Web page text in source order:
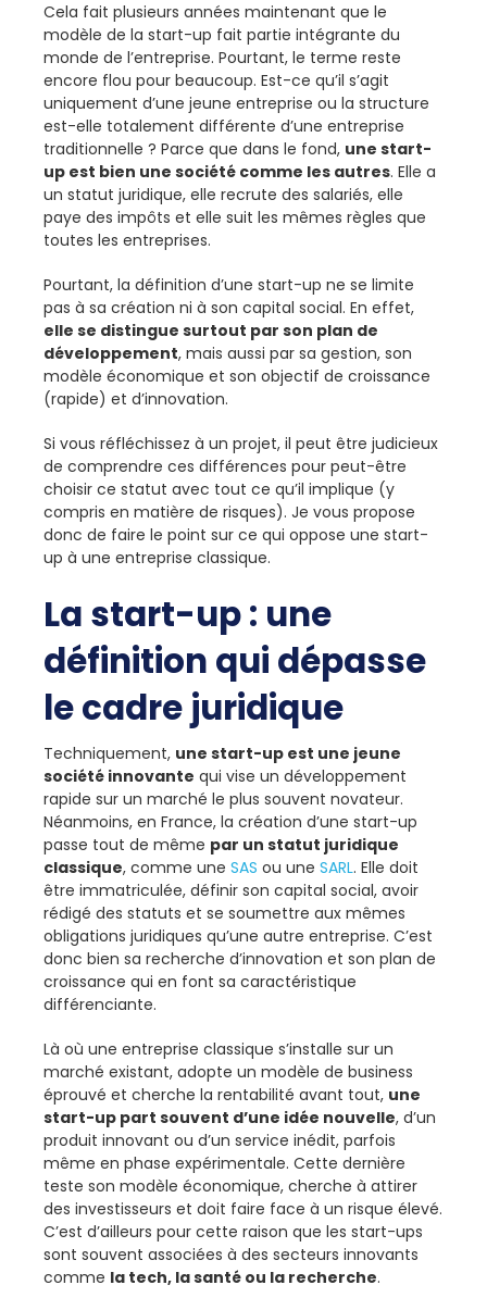
Cela fait plusieurs années maintenant que le
modèle de la start-up fait partie intégrante du
monde de l’entreprise. Pourtant, le terme reste
encore flou pour beaucoup. Est-ce qu’il s’agit
uniquement d’une jeune entreprise ou la structure
est-elle totalement différente d’une entreprise
traditionnelle ? Parce que dans le fond, une start-
up est bien une société comme les autres. Elle a
un statut juridique, elle recrute des salariés, elle
paye des impôts et elle suit les mêmes règles que
toutes les entreprises.
Pourtant, la définition d’une start-up ne se limite
pas à sa création ni à son capital social. En effet,
elle se distingue surtout par son plan de
développement, mais aussi par sa gestion, son
modèle économique et son objectif de croissance
(rapide) et d’innovation.
Si vous réfléchissez à un projet, il peut être judicieux
de comprendre ces différences pour peut-être
choisir ce statut avec tout ce qu’il implique (y
compris en matière de risques). Je vous propose
donc de faire le point sur ce qui oppose une start-
up à une entreprise classique.
La start-up : une
définition qui dépasse
le cadre juridique
Techniquement, une start-up est une jeune
société innovante qui vise un développement
rapide sur un marché le plus souvent novateur.
Néanmoins, en France, la création d’une start-up
passe tout de même par un statut juridique
classique, comme une SAS ou une SARL. Elle doit
être immatriculée, définir son capital social, avoir
rédigé des statuts et se soumettre aux mêmes
obligations juridiques qu’une autre entreprise. C’est
donc bien sa recherche d’innovation et son plan de
croissance qui en font sa caractéristique
différenciante.
Là où une entreprise classique s’installe sur un
marché existant, adopte un modèle de business
éprouvé et cherche la rentabilité avant tout, une
start-up part souvent d’une idée nouvelle, d’un
produit innovant ou d’un service inédit, parfois
même en phase expérimentale. Cette dernière
teste son modèle économique, cherche à attirer
des investisseurs et doit faire face à un risque élevé.
C’est d’ailleurs pour cette raison que les start-ups
sont souvent associées à des secteurs innovants
comme la tech, la santé ou la recherche.